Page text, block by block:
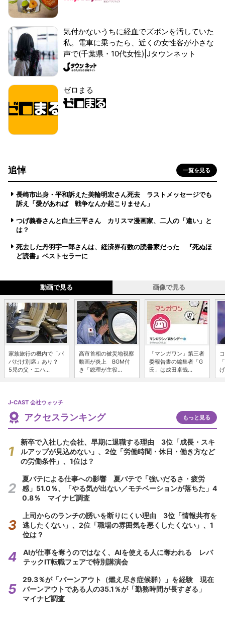
気付かないうちに経血でズボンを汚していた
私。電車に乗ったら、近くの女性客が小さな
声で(千葉県・10代女性)|Jタウンネット
ゼロまる
追悼 一覧を見る
長崎市出身・平和訴えた美輪明宏さん死去 ラストメッセージでも
訴え「愛があれば 戦争なんか起こりません」
つげ義春さんと白土三平さん カリスマ漫画家、二人の「違い」と
は？
死去した丹羽宇一郎さんは、経済界有数の読書家だった 『死ぬほ
ど読書』ベストセラーに
動画で見る 画像で見る
家族旅行の機内で「パ
パだけ別席」あり？
5児の父・エハ...
高市首相の被災地視察
動画が炎上 BGM付
き「総理が主役...
「マンガワン」第三者
委報告書の編集者「G
氏」は成田卓哉...
J-CAST 会社ウォッチ
アクセスランキング もっと見る
新卒で入社した会社、早期に退職する理由 3位「成長・スキ
ルアップが見込めない」、2位「労働時間・休日・働き方など
の労働条件」、1位は？
夏バテによる仕事への影響 夏バテで「強いだるさ・疲労
感」51.0％、「やる気が出ない／モチベーションが落ちた」4
0.8％ マイナビ調査
上司からのランチの誘いを断りにくい理由 3位「情報共有を
逃したくない」、2位「職場の雰囲気を悪くしたくない」、1
位は？
AIが仕事を奪うのではなく、AIを使える人に奪われる レバ
テックIT転職フェアで特別講演会
29.3％が「バーンアウト（燃え尽き症候群）」を経験 現在
バーンアウトである人の35.1％が「勤務時間が長すぎる」
マイナビ調査